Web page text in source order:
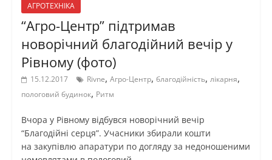
АГРОТЕХНІКА
“Агро-Центр” підтримав
новорічний благодійний вечір у
Рівному (фото)
15.12.2017 Rivne, Агро-Центр, благодійність, лікарня,
пологовий будинок, Ритм
Вчора у Рівному відбувся новорічний вечір
“Благодійні серця”. Учасники збирали кошти
на закупівлю апаратури по догляду за недоношеними